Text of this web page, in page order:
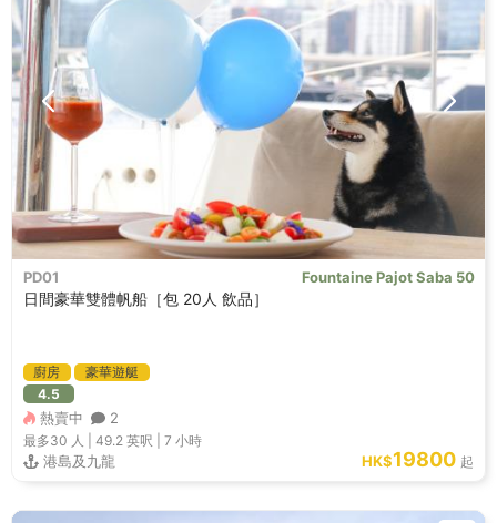
PD01 Fountaine Pajot Saba 50
日間豪華雙體帆船［包 20人 飲品］
廚房
豪華遊艇
4.5
熱賣中 2
最多30 人 | 49.2 英呎 7 小時
港島及九龍 HK$19800 起